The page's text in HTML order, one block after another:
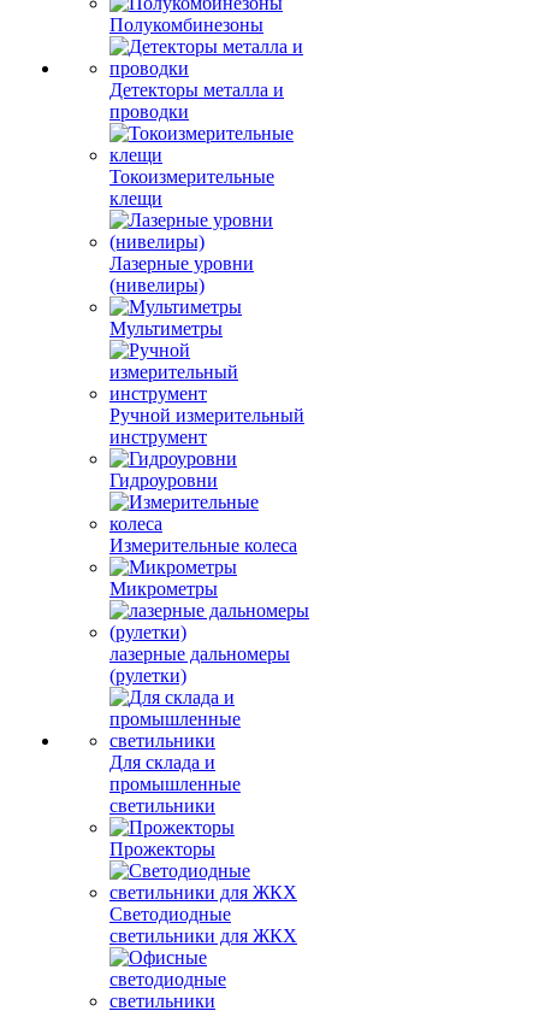
Полукомбинезоны
Детекторы металла и
проводки
Токоизмерительные
клещи
Лазерные уровни
(нивелиры)
Мультиметры
Ручной измерительный
инструмент
Гидроуровни
Измерительные колеса
Микрометры
лазерные дальномеры
(рулетки)
Для склада и
промышленные
светильники
Прожекторы
Светодиодные
светильники для ЖКХ